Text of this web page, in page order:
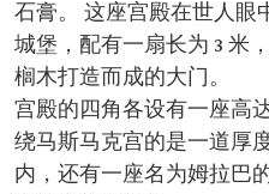
石膏。 这座宫殿在世人眼
城堡，配有一扇长为 3 米
榈木打造而成的大门。
宫殿的四角各设有一座高
绕马斯马克宫的是一道厚
内，还有一座名为姆拉巴